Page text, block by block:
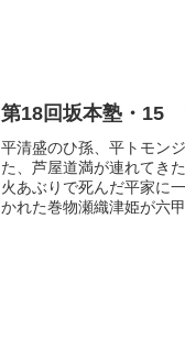
第18回坂本塾・15
平清盛のひ孫、平トモン
た、芦屋道満が連れてき
火あぶりで死んだ平家に
かれた巻物瀬織津姫が六